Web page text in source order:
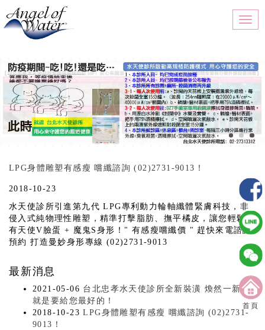
首頁
LPG身體雕塑有感瘦 嚐纖諮詢 (02)2731-9013！
2018-10-23
水天使診所引進第九代 LPG專利動力輪軸纖體緊膚科技，非
侵入式純物理性雕塑，精準打擊脂肪、撫平橘皮，讓您輕鬆擁
有天使V臉蛋 + 魔鬼S身形！" 有感瘦嚐纖價 " 趕快來電諮詢
預約 打造曼妙身形專線 (02)2731-9013
最新消息
2021-05-06 台北忠孝水天使診所全新裝潢 煥然一新！
就是要給您最好的！
2018-10-23 LPG身體雕塑有感瘦 嚐纖諮詢 (02)2731-
9013！